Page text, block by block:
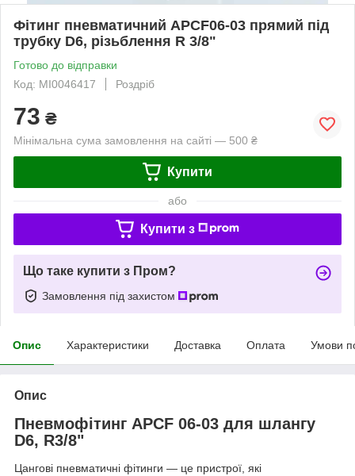
Фітинг пневматичний APCF06-03 прямий під
трубку D6, різьблення R 3/8"
Готово до відправки
Код: MI0046417
Роздріб
73 ₴
Мінімальна сума замовлення на сайті — 500 ₴
Купити
або
Купити з
Що таке купити з Пром?
Замовлення під захистом
Опис Характеристики Доставка Оплата Умови
Опис
Пневмофітинг APCF 06-03 для шлангу
D6, R3/8"
Цангові пневматичні фітинги — це пристрої, які